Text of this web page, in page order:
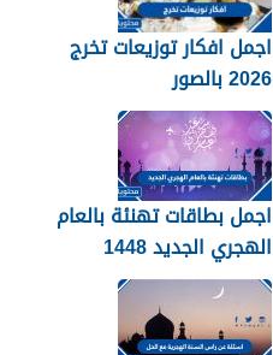
اجمل افكار توزيعات تخرج
2026 بالصور
اجمل بطاقات تهنئة بالعام
الهجري الجديد 1448